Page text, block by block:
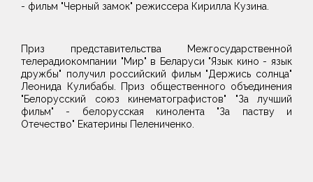
- фильм "Черный замок" режиссера Кирилла Кузина.
Приз представительства Межгосударственной
телерадиокомпании "Мир" в Беларуси "Язык кино - язык
дружбы" получил российский фильм "Держись солнца"
Леонида Кулибабы. Приз общественного объединения
"Белорусский союз кинематографистов" "За лучший
фильм" - белорусская кинолента "За паству и
Отечество" Екатерины Пелениченко.